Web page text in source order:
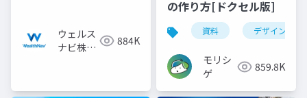
ウェルス
ナビ株式
884K
の作り方[ドクセル版]
資料 デザイン
モリシ
ゲ
859.8K